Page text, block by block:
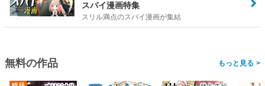
スパイ漫画特集
スリル満点のスパイ漫画が集結
無料の作品 >